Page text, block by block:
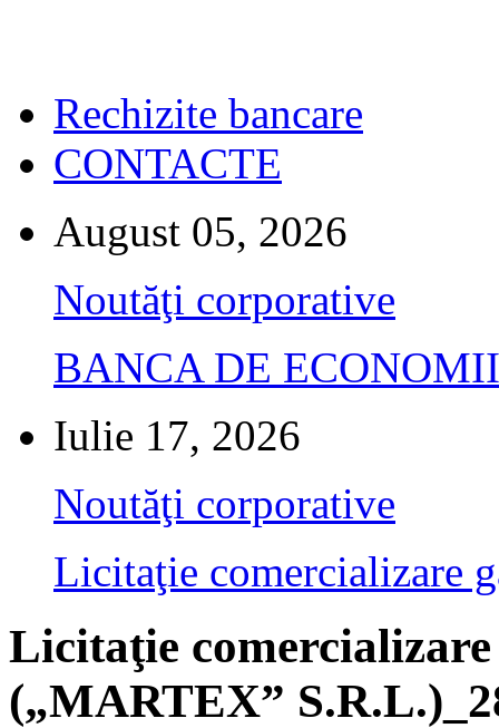
Rechizite bancare
CONTACTE
August 05, 2026
Noutăţi corporative
BANCA DE
Iulie 17, 2026
Noutăţi corporative
Licitaţie comercializare
Licitaţie
(„MARTEX”